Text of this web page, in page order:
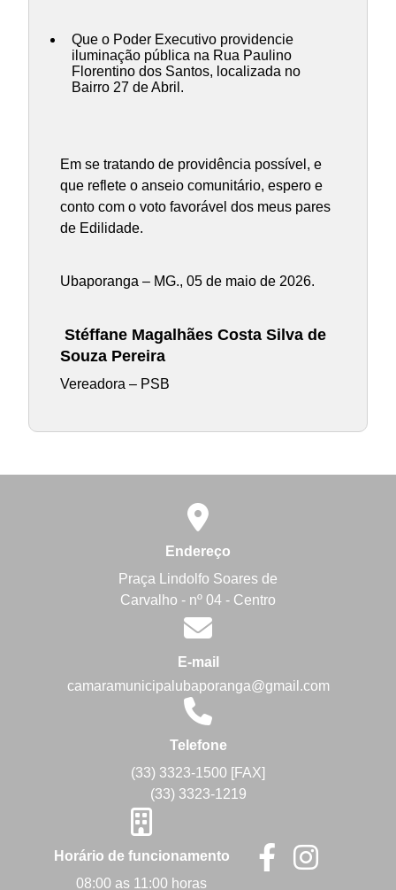
Que o Poder Executivo providencie
iluminação pública na Rua Paulino
Florentino dos Santos, localizada no
Bairro 27 de Abril.
Em se tratando de providência possível, e
que reflete o anseio comunitário, espero e
conto com o voto favorável dos meus pares
de Edilidade.
Ubaporanga – MG., 05 de maio de 2026.
Stéffane Magalhães Costa Silva de
Souza Pereira
Vereadora – PSB
Endereço
Praça Lindolfo Soares de
Carvalho - nº 04 - Centro
E-mail
camaramunicipalubaporanga@gmail.com
Telefone
(33) 3323-1500 [FAX]
(33) 3323-1219
Horário de funcionamento
08:00 as 11:00 horas